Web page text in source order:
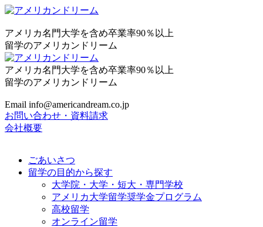
アメリカ名門大学を含め卒業率90％以上
留学のアメリカンドリーム
アメリカ名門大学を含め卒業率90％以上
留学のアメリカンドリーム
Email info@americandream.co.jp
お問い合わせ・資料請求
会社概要
ごあいさつ
留学の目的から探す
大学院・大学・短大・専門学校
アメリカ大学留学奨学金プログラム
高校留学
オンライン留学